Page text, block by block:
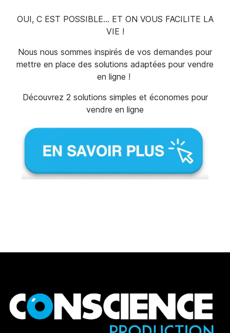
OUI, C EST POSSIBLE... ET ON VOUS FACILITE LA
VIE !
Nous nous sommes inspirés de vos demandes pour
mettre en place des solutions adaptées pour vendre
en ligne !
Découvrez 2 solutions simples et économes pour
vendre en ligne